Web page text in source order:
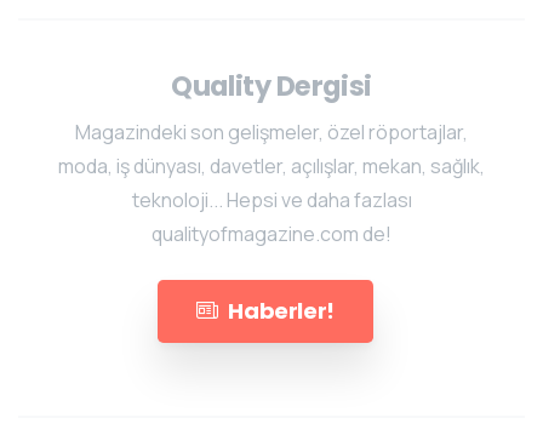
Quality Dergisi
Magazindeki son gelişmeler, özel röportajlar,
moda, iş dünyası, davetler, açılışlar, mekan, sağlık,
teknoloji... Hepsi ve daha fazlası
qualityofmagazine.com de!
Haberler!